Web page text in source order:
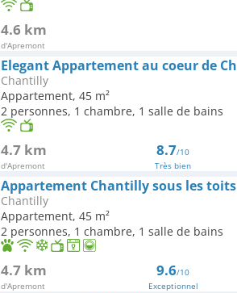
4.6 km
d'Apremont
Chantilly
Appartement, 45 m²
2 personnes, 1 chambre, 1 salle de bains
4.7 km
d'Apremont
8.7/10
Très bien
Appartement Chantilly sous les toits
Chantilly
Appartement, 45 m²
2 personnes, 1 chambre, 1 salle de bains
4.7 km
d'Apremont
9.6/10
Exceptionnel